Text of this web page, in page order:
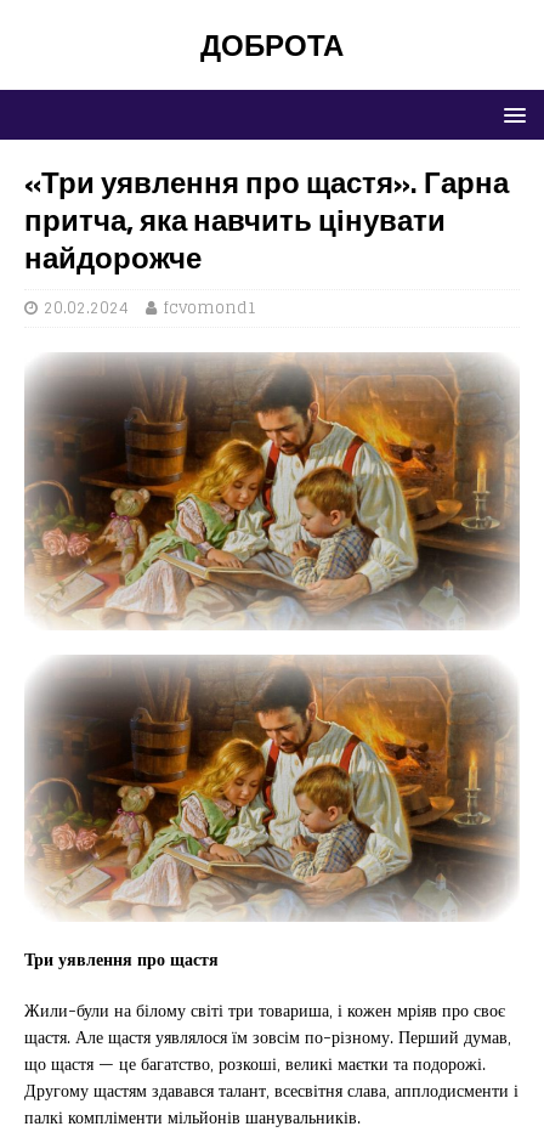
ДОБРОТА
«Три уявлення про щастя». Гарна
притча, яка навчить цінувати
найдорожче
20.02.2024 fcvomond1
Три уявлення про щастя
Жили-були на білому світі три товариша, і кожен мріяв про своє
щастя. Але щастя уявлялося їм зовсім по-різному. Перший думав,
що щастя — це багатство, розкоші, великі маєтки та подорожі.
Другому щастям здавався талант, всесвітня слава, апплодисменти і
палкі компліменти мільйонів шанувальників.